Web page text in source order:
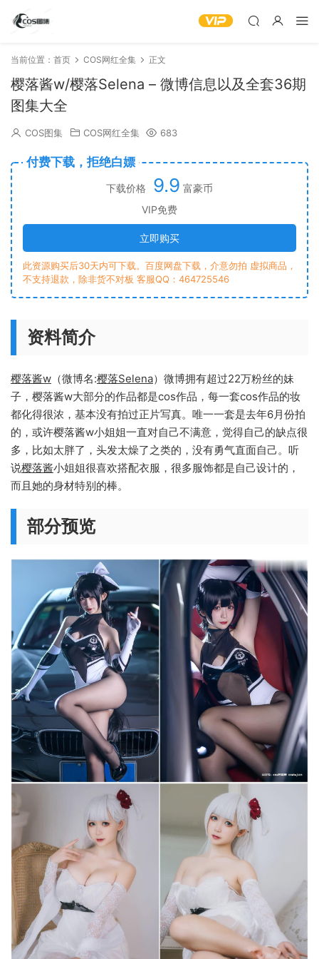
当前位置： 首页 COS网红全集 正文
樱落酱w/樱落Selena – 微博信息以及全套36期
图集大全
COS图集 COS网红全集 683
付费下载，拒绝白嫖
下载价格 9.9 富豪币
VIP免费
立即购买
此资源购买后30天内可下载。百度网盘下载，介意勿拍 虚拟商品，
不支持退款，除非货不对板 客服QQ：464725546
资料简介
樱落酱w （微博名:樱落Selena）微博拥有超过22万粉丝的妹
子，樱落酱w大部分的作品都是cos作品，每一套cos作品的妆
都化得很浓，基本没有拍过正片写真。唯一一套是去年6月份拍
的，或许樱落酱w小姐姐一直对自己不满意，觉得自己的缺点很
多，比如太胖了，头发太燥了之类的，没有勇气直面自己。听
说樱落酱小姐姐很喜欢搭配衣服，很多服饰都是自己设计的，
而且她的身材特别的棒。
部分预览